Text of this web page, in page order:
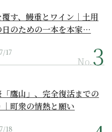
す、鰻重とワイン｜土用
日のための一本を本家…
17
No.
鷹山」、完全復活までの
町衆の情熱と願い
18